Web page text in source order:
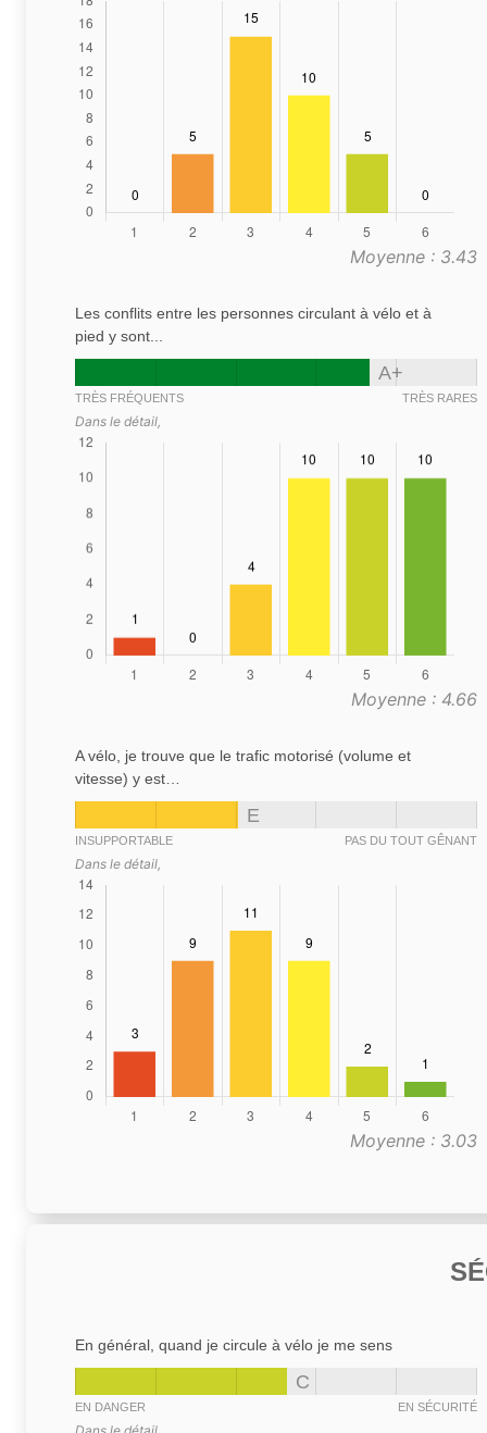
Moyenne : 3.43
Les conflits entre les personnes circulant à vélo et à
pied y sont...
A+
TRÈS FRÉQUENTS TRÈS RARES
Dans le détail,
Moyenne : 4.66
A vélo, je trouve que le trafic motorisé (volume et
vitesse) y est…
E
INSUPPORTABLE PAS DU TOUT GÊNANT
Dans le détail,
Moyenne : 3.03
En général, quand je circule à vélo je me sens
C
EN DANGER EN SÉCURITÉ